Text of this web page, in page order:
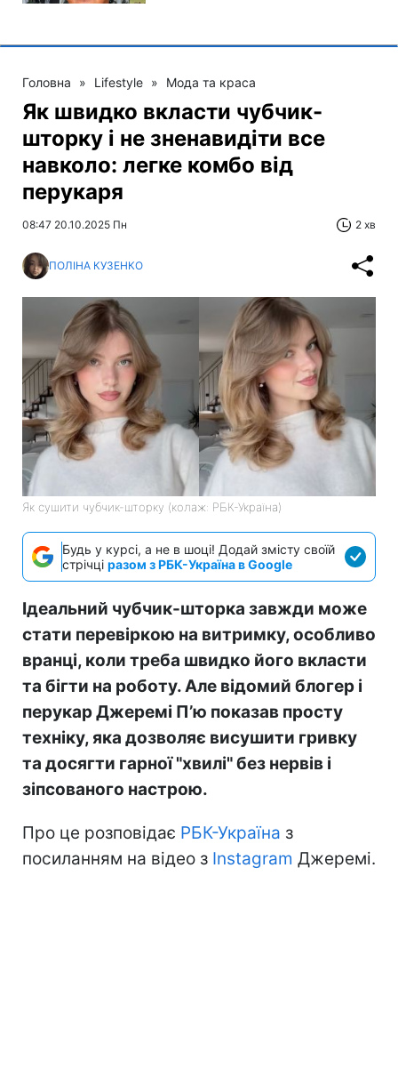
Головна » Lifestyle » Мода та краса
Як швидко вкласти чубчик-
шторку і не зненавидіти все
навколо: легке комбо від
перукаря
08:47 20.10.2025 Пн 2 хв
ПОЛІНА КУЗЕНКО
Як сушити чубчик-шторку (колаж: РБК-Україна)
Будь у курсі, а не в шоці! Додай змісту своїй
стрічці разом з РБК-Україна в Google
Ідеальний чубчик-шторка завжди може
стати перевіркою на витримку, особливо
вранці, коли треба швидко його вкласти
та бігти на роботу. Але відомий блогер і
перукар Джеремі П’ю показав просту
техніку, яка дозволяє висушити гривку
та досягти гарної "хвилі" без нервів і
зіпсованого настрою.
Про це розповідає РБК-Україна з
посиланням на відео з Instagram Джеремі.